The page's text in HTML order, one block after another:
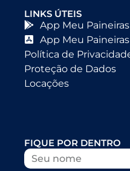
LINKS ÚTEIS
App Meu
App Meu
Política de
Proteção de Dados
Locações
FIQUE POR DENTRO